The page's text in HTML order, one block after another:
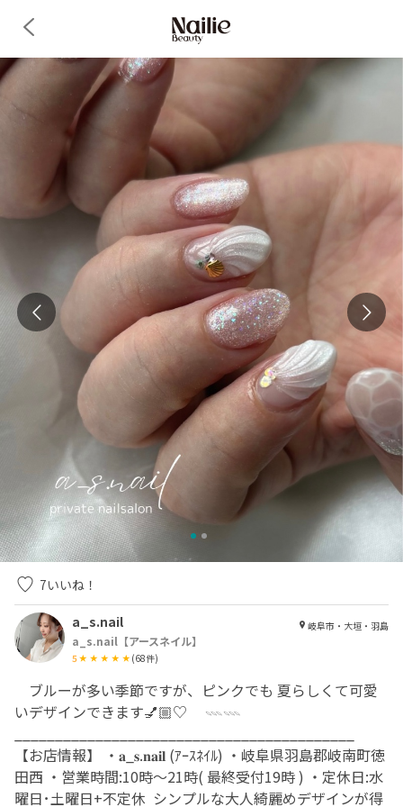
7いいね！
a_s.nail
a_s.nail【アースネイル】
5 (68件)
岐阜市・大垣・羽島
⁡ ⁡ ⁡ ⁡ ブルーが多い季節ですが、ピンクでも 夏らしくて可愛
いデザインできます💅🏼♡ ⁡ ⁡ ⁡ ⁡ 𓇠𓇠 ⁡ ⁡ ⁡ ⁡ ⁡ ⁡ ⁡
【お店情報】 ・𝐚_𝐬.𝐧𝐚𝐢𝐥 (ｱｰｽﾈｲﾙ) ・岐阜県羽島郡岐南町徳
田西 ・営業時間:10時〜21時( 最終受付19時 ) ・定休日:水
曜日･土曜日+不定休 ⁡ シンプルな大人綺麗めデザインが得